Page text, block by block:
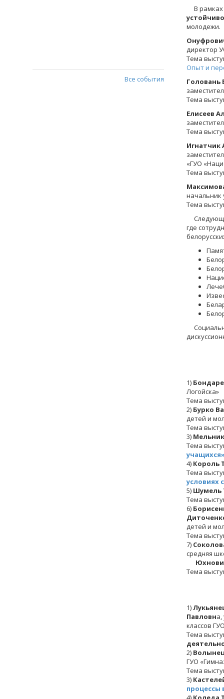
Все события
В рамках
молодежи.
директор
Тема
Опыт и
Головань
Тема
Елисеев
Тема
Игнатчик
«ГУО
Тема
начальник
Тема
где
1)
Логойска»
Тема
2) Бурко
детей и
Тема
3)
Тема
4) Король
Тема
условиях
5) Шумель
Тема
6)
детей и
Тема
7)
средняя
Тема
1)
Павловн
классов
Тема
2)
ГУО
Тема
3)
процессы